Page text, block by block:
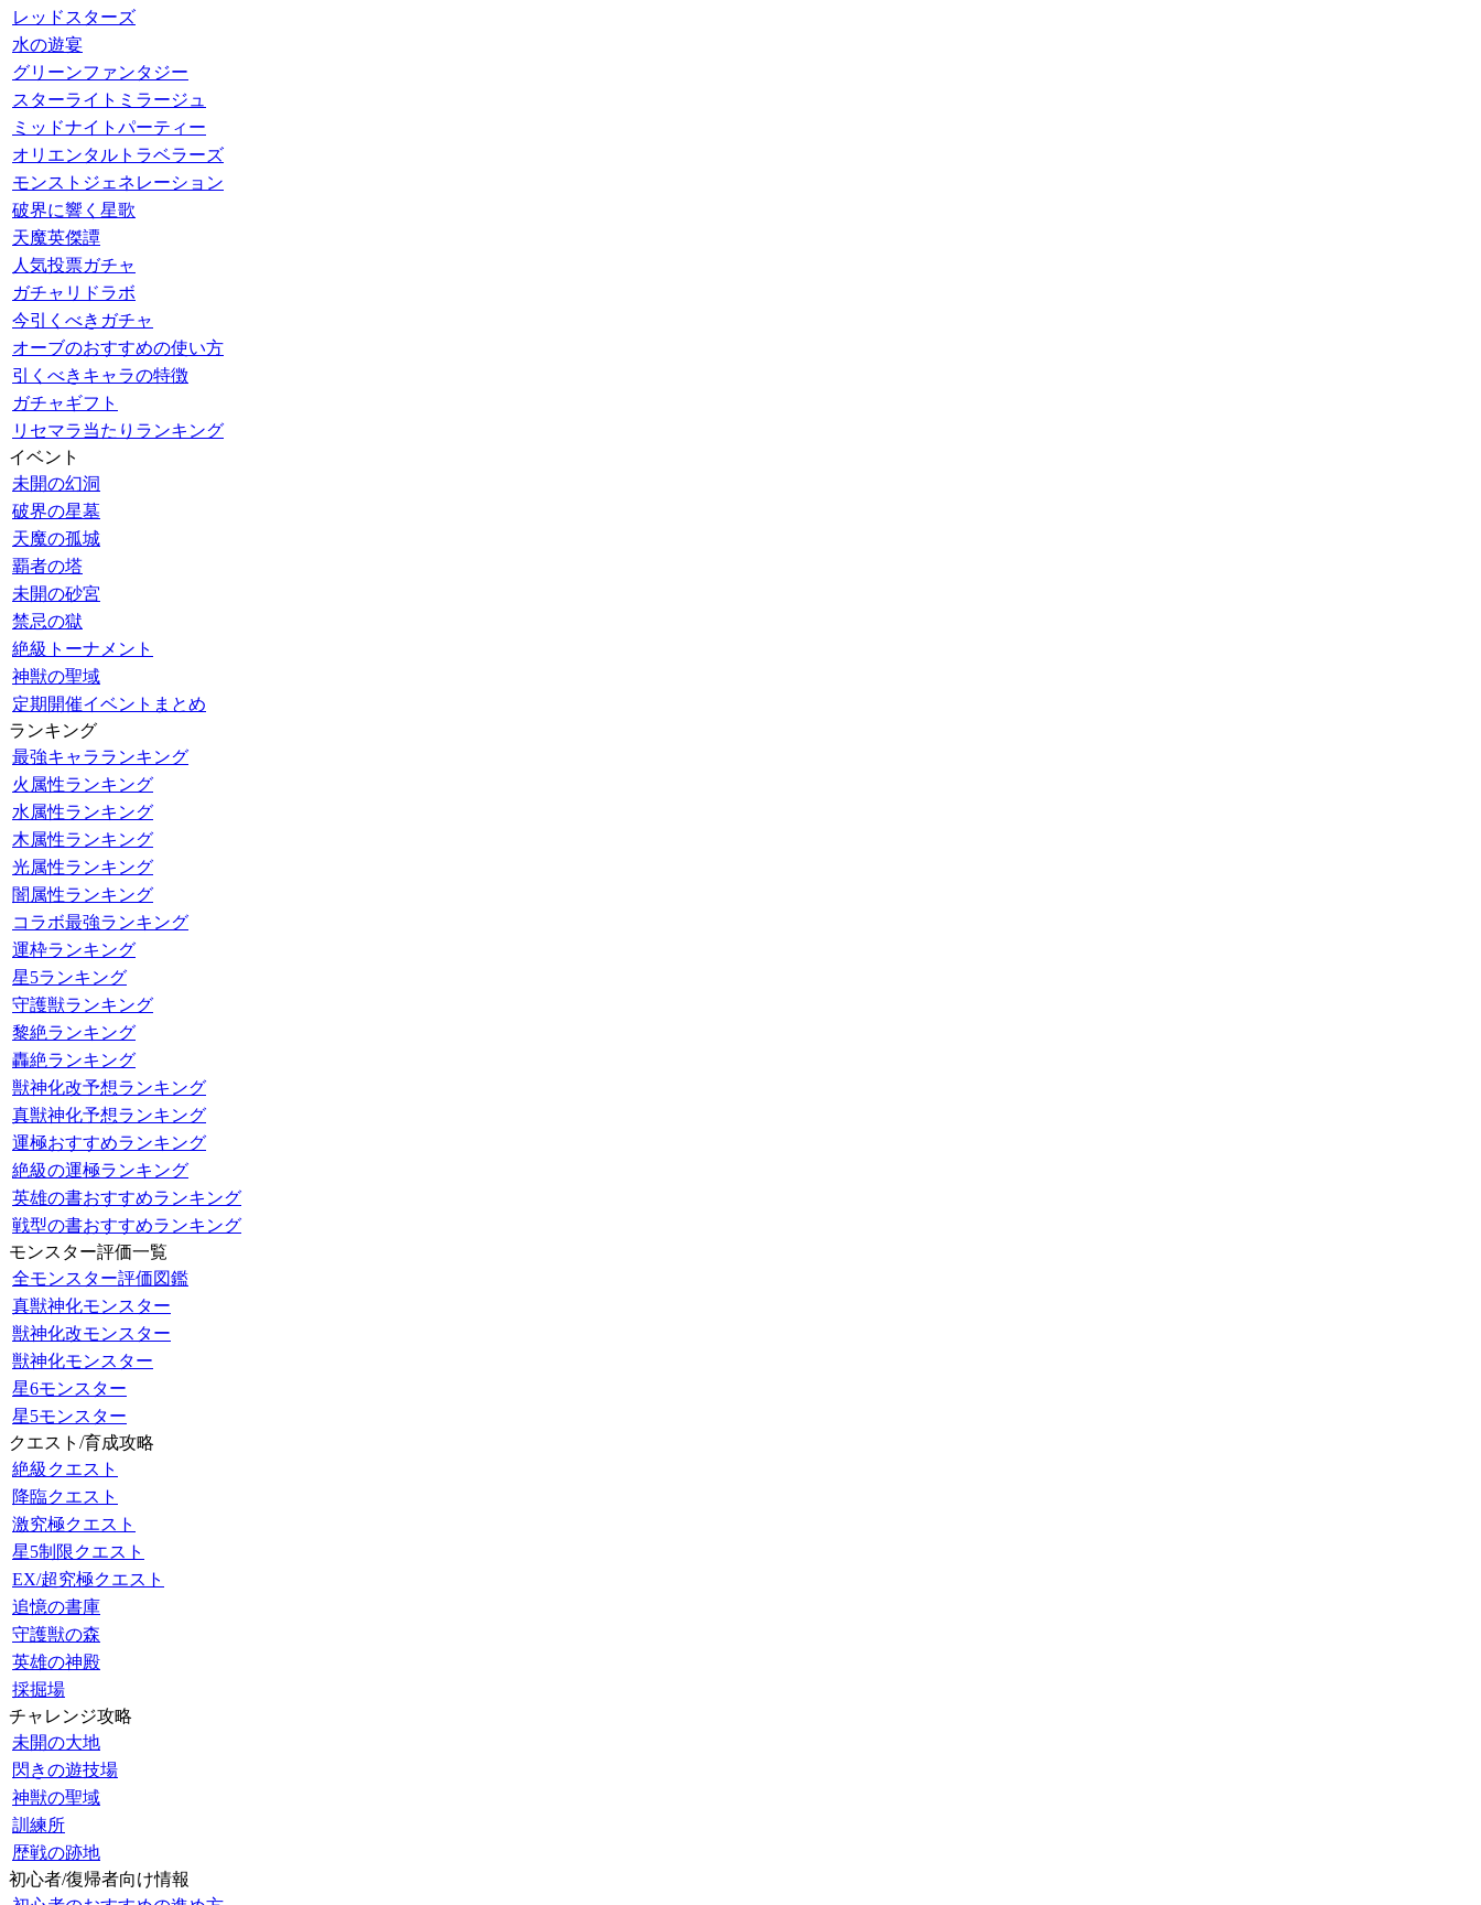
レッドスターズ
水の遊宴
グリーンファンタジー
スターライトミラージュ
ミッドナイトパーティー
オリエンタルトラベラーズ
モンストジェネレーション
破界に響く星歌
天魔英傑譚
人気投票ガチャ
ガチャリドラボ
今引くべきガチャ
オーブのおすすめの使い方
引くべきキャラの特徴
ガチャギフト
リセマラ当たりランキング
イベント
未開の幻洞
破界の星墓
天魔の孤城
覇者の塔
未開の砂宮
禁忌の獄
絶級トーナメント
神獣の聖域
定期開催イベントまとめ
ランキング
最強キャラランキング
火属性ランキング
水属性ランキング
木属性ランキング
光属性ランキング
闇属性ランキング
コラボ最強ランキング
運枠ランキング
星5ランキング
守護獣ランキング
黎絶ランキング
轟絶ランキング
獣神化改予想ランキング
真獣神化予想ランキング
運極おすすめランキング
絶級の運極ランキング
英雄の書おすすめランキング
戦型の書おすすめランキング
モンスター評価一覧
全モンスター評価図鑑
真獣神化モンスター
獣神化改モンスター
獣神化モンスター
星6モンスター
星5モンスター
クエスト/育成攻略
絶級クエスト
降臨クエスト
激究極クエスト
星5制限クエスト
EX/超究極クエスト
追憶の書庫
守護獣の森
英雄の神殿
採掘場
チャレンジ攻略
未開の大地
閃きの遊技場
神獣の聖域
訓練所
歴戦の跡地
初心者/復帰者向け情報